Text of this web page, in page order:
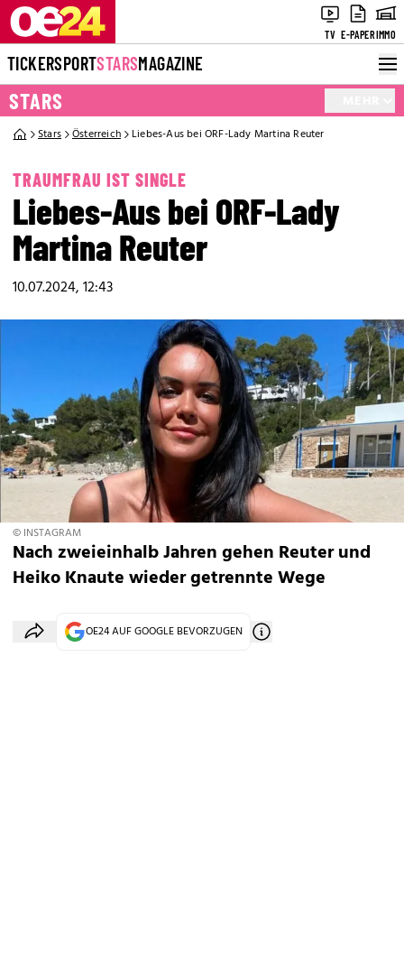
TV E-PAPERIMMO
TICKERSPORTSTARSMAGAZINE
STARS
Stars Österreich Liebes-Aus bei ORF-Lady Martina Reuter
TRAUMFRAU IST SINGLE
Liebes-Aus bei ORF-Lady
Martina Reuter
10.07.2024, 12:43
© INSTAGRAM
Nach zweieinhalb Jahren gehen Reuter und
Heiko Knaute wieder getrennte Wege
OE24 AUF GOOGLE BEVORZUGEN